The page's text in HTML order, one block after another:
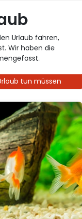
Urlaub fahren,
Wir haben die
tun müssen